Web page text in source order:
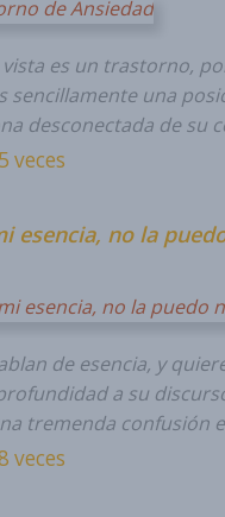
es un trastorno,
sencillamente una
desconectada de su
veces
esencia, no la
de esencia, y
a su
tremenda confusión
veces